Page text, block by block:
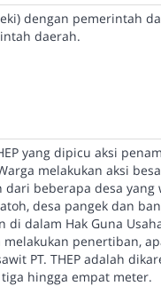
dengan pemerintah
daerah.
yang dipicu aksi
melakukan aksi
dari beberapa desa
desa pangek dan
dalam Hak Guna
penertiban,
PT. THEP adalah
hingga empat meter.